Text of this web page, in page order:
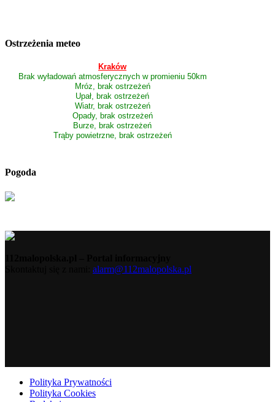
Ostrzeżenia meteo
Kraków
Brak wyładowań atmosferycznych w promieniu 50km
Mróz, brak ostrzeżeń
Upał, brak ostrzeżeń
Wiatr, brak ostrzeżeń
Opady, brak ostrzeżeń
Burze, brak ostrzeżeń
Trąby powietrzne, brak ostrzeżeń
Pogoda
alarm@112malopolska.pl
Polityka Prywatności
Polityka Cookies